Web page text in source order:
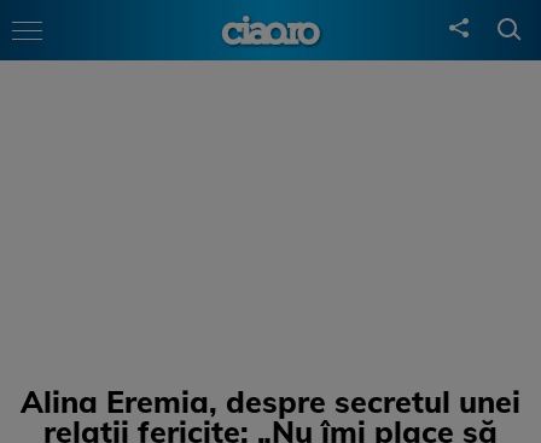
Alina Eremia, despre secretul unei
relații fericite: „Nu îmi place să